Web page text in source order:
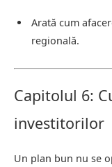
Arată cum
regională.
Capitolul 6:
investitorilor
Un plan bun nu se